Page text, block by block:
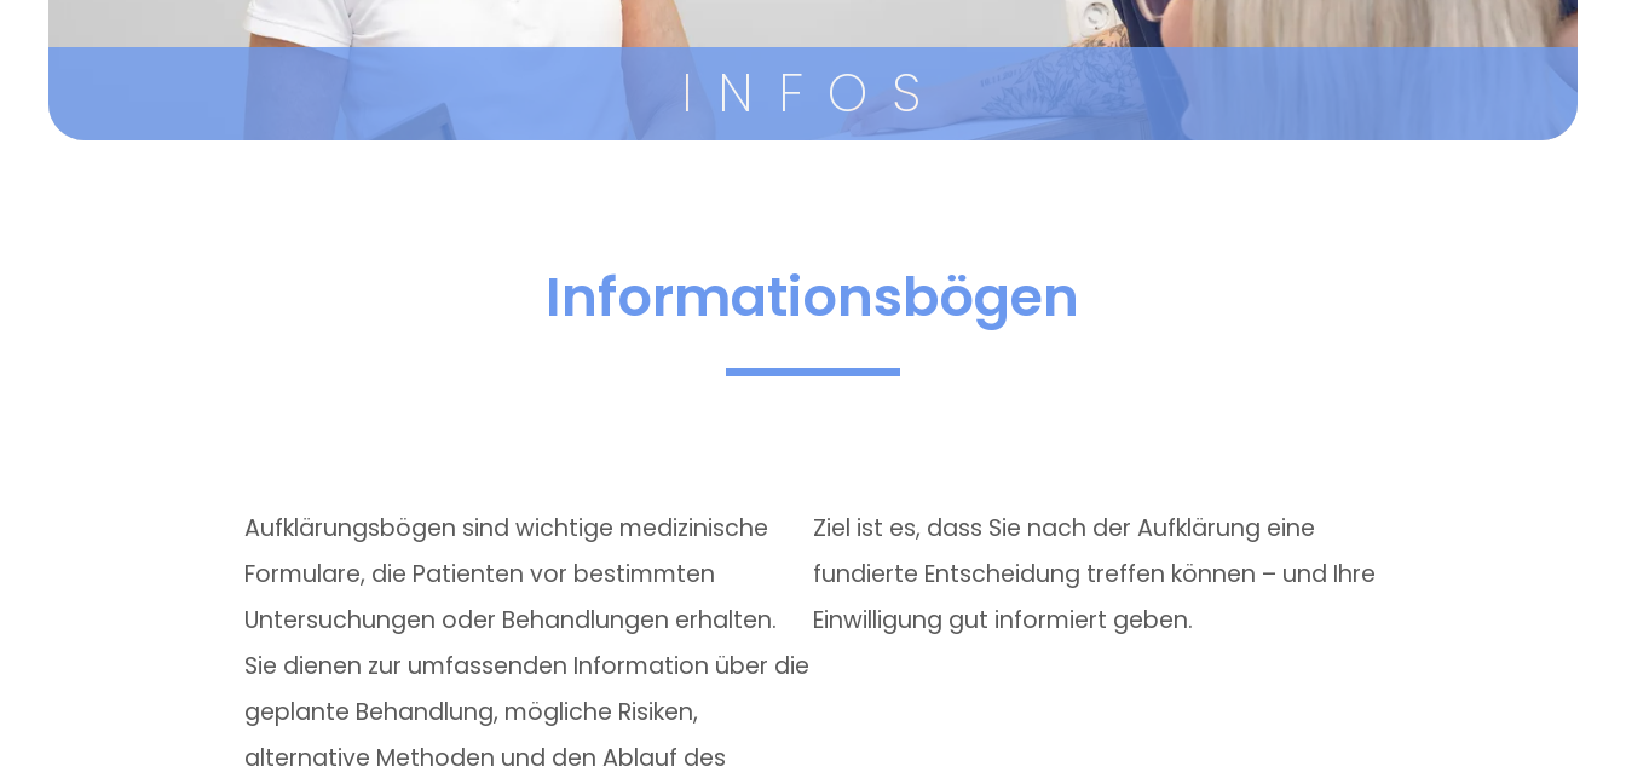
INFOS
Informationsbögen
Aufklärungsbögen sind wichtige medizinische
Formulare, die Patienten vor bestimmten
Untersuchungen oder Behandlungen erhalten.
Sie dienen zur umfassenden Information über die
geplante Behandlung, mögliche Risiken,
alternative Methoden und den Ablauf des
Ziel ist es, dass Sie nach der Aufklärung eine
fundierte Entscheidung treffen können – und Ihre
Einwilligung gut informiert geben.